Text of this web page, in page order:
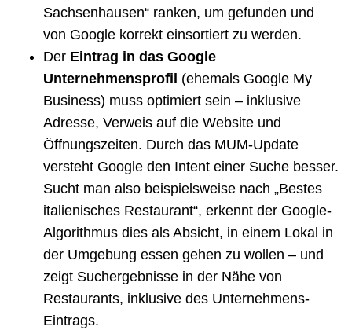
Sachsenhausen“ ranken, um gefunden und
von Google korrekt einsortiert zu werden.
Der Eintrag in das Google
Unternehmensprofil (ehemals Google My
Business) muss optimiert sein – inklusive
Adresse, Verweis auf die Website und
Öffnungszeiten. Durch das MUM-Update
versteht Google den Intent einer Suche besser.
Sucht man also beispielsweise nach „Bestes
italienisches Restaurant“, erkennt der Google-
Algorithmus dies als Absicht, in einem Lokal in
der Umgebung essen gehen zu wollen – und
zeigt Suchergebnisse in der Nähe von
Restaurants, inklusive des Unternehmens-
Eintrags.